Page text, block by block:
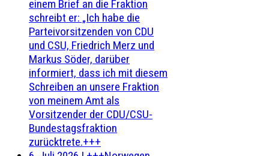
einem Brief an die Fraktion
schreibt er: „Ich habe die
Parteivorsitzenden von CDU
und CSU, Friedrich Merz und
Markus Söder, darüber
informiert, dass ich mit diesem
Schreiben an unsere Fraktion
von meinem Amt als
Vorsitzender der CDU/CSU-
Bundestagsfraktion
zurücktrete.+++